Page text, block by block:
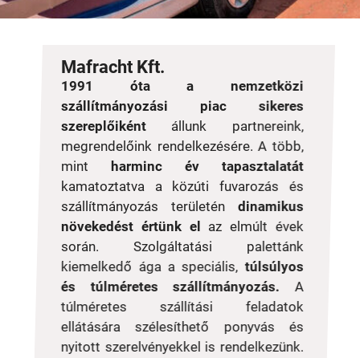
Mafracht Kft.
1991 óta a nemzetközi
szállítmányozási piac sikeres
szereplőikéntállunk partnereink,
megrendelőink rendelkezésére. A több,
mint
harminc év tapasztalatát
kamatoztatva a közúti fuvarozás és
szállítmányozás területén dinamikus
növekedést értünk el
az elmúlt évek
során. Szolgáltatási palettánk
kiemelkedő ága a speciális,túlsúlyos
és túlméretes szállítmányozás. A
túlméretes szállítási feladatok
ellátására szélesíthető ponyvás és
nyitott szerelvényekkel is rendelkezünk.